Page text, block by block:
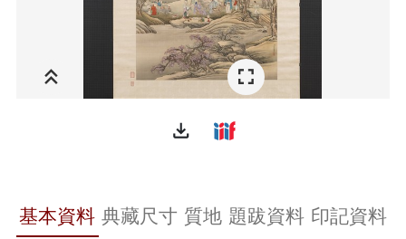
file_download
基本資料 典藏尺寸 質地 題跋資料 印記資料